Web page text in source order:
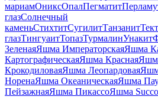
мариамОниксОпалПегматит
глазСолнечный
каменьСтихтитСугилитТанзанит
глазТингуаитТопазТурмалинУнакит
ЗеленаяЯшма ИмператорскаяЯшма
КартографическаяЯшма Красная
КрокодиловаяЯшма Леопардовая
НоренаЯшма ОкеаническаяЯшма
ПейзажнаяЯшма ПикассоЯшма